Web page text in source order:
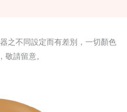
之不同設定而有差別，一切顏色
敬請留意。